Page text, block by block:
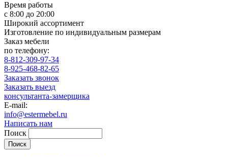
Время работы
с 8:00 до 20:00
Широкий ассортимент
Изготовление по индивидуальным размерам
Заказ мебели
по телефону:
8-812-309-97-34
8-925-468-82-65
Заказать звонок
Заказать выезд
консультанта-замерщика
E-mail:
info@estermebel.ru
Написать нам
Поиск